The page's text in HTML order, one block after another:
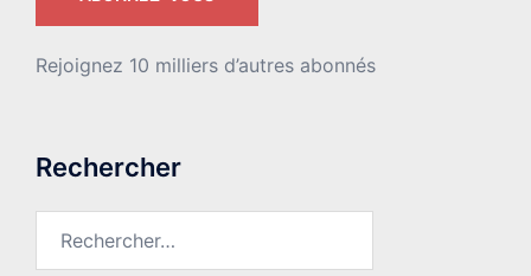
Rejoignez 10 milliers d’autres abonnés
Rechercher